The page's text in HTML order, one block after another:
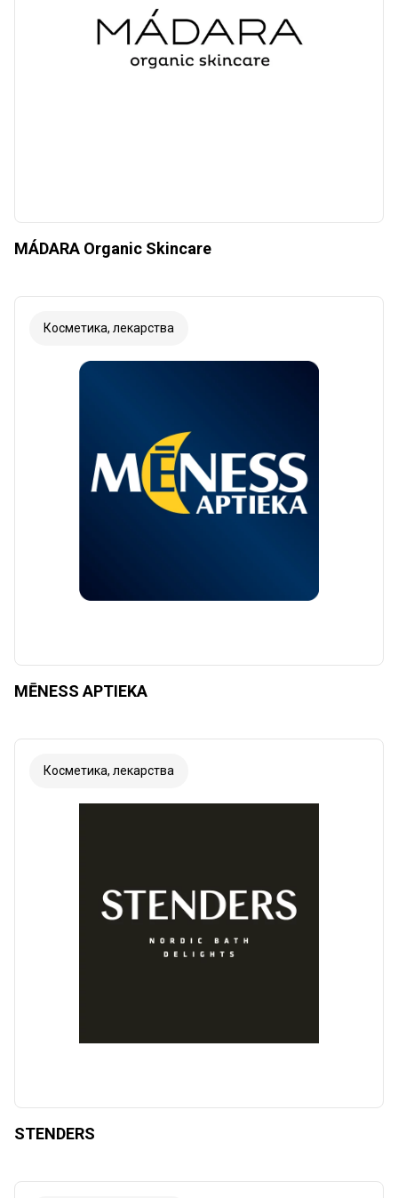
MÁDARA Organic Skincare
Косметика, лекарства
MĒNESS APTIEKA
Косметика, лекарства
STENDERS